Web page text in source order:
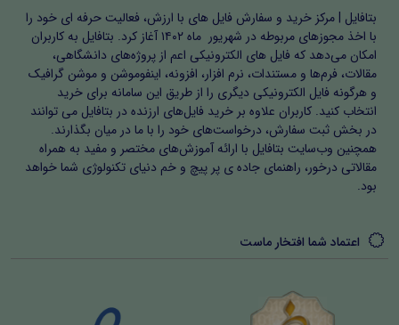
بتافایل | مرکز خرید و سفارش فایل های با ارزش، فعالیت حرفه ای خود را
با اخذ مجوزهای مربوطه در شهریور ماه ۱۴۰۲ آغاز کرد. بتافایل به کاربران
امکان می‌دهد که فایل های الکترونیکی اعم از پروژه‌های دانشگاهی،
مقالات، فرم‌ها و مستندات، نرم افزار، افزونه، اینفوموشن و موشن گرافیک
و هرگونه فایل الکترونیکی دیگری را از طریق این سامانه برای خرید
انتخاب کنید. کاربران علاوه بر خرید فایل‌های ارزنده در بتافایل می توانند
در بخش ثبت سفارش، درخواست‌های خود را با ما در میان بگذارند.
همچنین وب‌سایت بتافایل با ارائه آموزش‌های مختصر و مفید به همراه
مقالاتی درخور، راهنمای جاده ی پر پیچ و خم دنیای تکنولوژی شما خواهد
بود.
اعتماد شما افتخار ماست